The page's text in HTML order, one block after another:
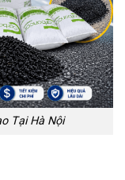
Tại Hà Nội